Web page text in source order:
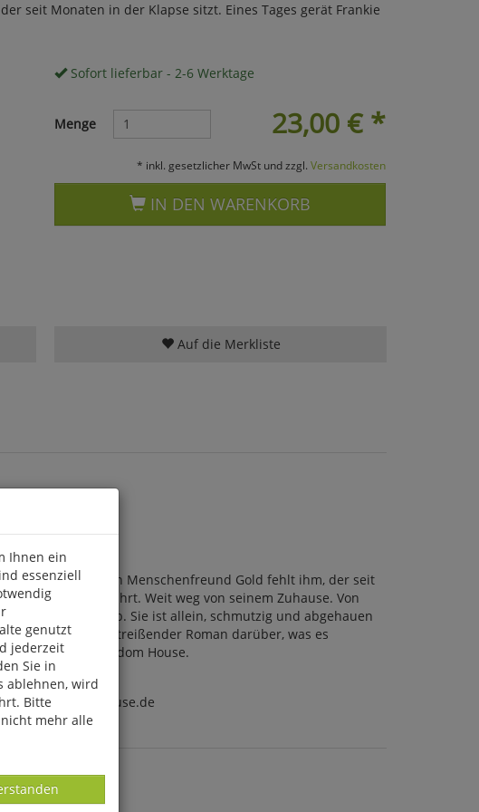
seit Monaten in der Klapse sitzt. Eines Tages gerät Frankie
Sofort lieferbar - 2-6 Werktage
23,00 €*
Menge
* inkl. gesetzlicher MwSt und zzgl. Versandkosten
IN DEN WARENKORB
Auf die Merkliste
viel Soße. Nur sein Menschenfreund Gold fehlt ihm, der seit
mit ihm davonfährt. Weit weg von seinem Zuhause. Von
Shattab. Sie ist allein, schmutzig und abgehauen
sind. Ein mitreißender Roman darüber, was es
geb. Penguin Random House.
Ihnen ein
essenziell
genutzt
jederzeit
Sie in
ablehnen, wird
Bitte
mehr alle
-